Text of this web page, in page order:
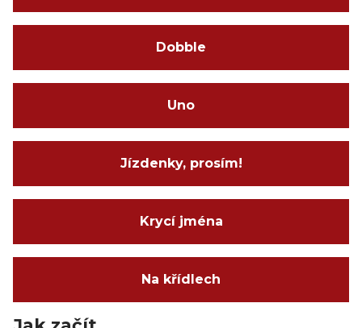
Dobble
Uno
Jízdenky, prosím!
Krycí jména
Na křídlech